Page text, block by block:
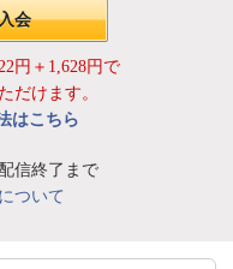
会
円＋1,628円で
だけます。
はこちら
信終了まで
ついて